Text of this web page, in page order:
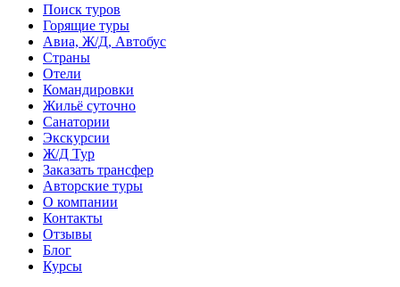
Поиск туров
Горящие туры
Авиа, Ж/Д, Автобус
Страны
Отели
Командировки
Жильё суточно
Санатории
Экскурсии
Ж/Д Тур
Заказать трансфер
Авторские туры
О компании
Контакты
Отзывы
Блог
Курсы